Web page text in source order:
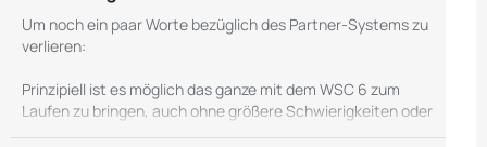
Um noch ein paar Worte bezüglich des Partner-Systems zu
verlieren:
Prinzipiell ist es möglich das ganze mit dem WSC 6 zum
Laufen zu bringen, auch ohne größere Schwierigkeiten oder